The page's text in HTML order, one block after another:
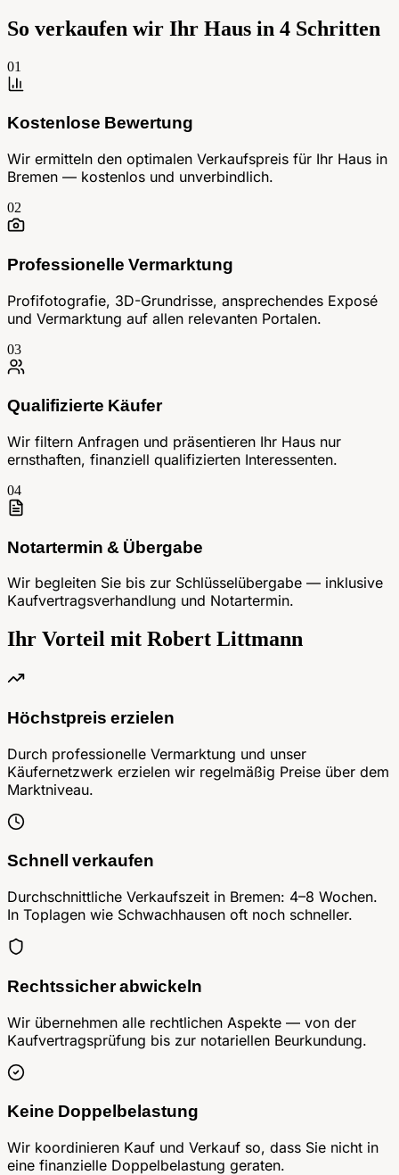
So verkaufen wir Ihr Haus in 4 Schritten
01
Kostenlose Bewertung
Wir ermitteln den optimalen Verkaufspreis für Ihr Haus in
Bremen — kostenlos und unverbindlich.
02
Professionelle Vermarktung
Profifotografie, 3D-Grundrisse, ansprechendes Exposé
und Vermarktung auf allen relevanten Portalen.
03
Qualifizierte Käufer
Wir filtern Anfragen und präsentieren Ihr Haus nur
ernsthaften, finanziell qualifizierten Interessenten.
04
Notartermin & Übergabe
Wir begleiten Sie bis zur Schlüsselübergabe — inklusive
Kaufvertragsverhandlung und Notartermin.
Ihr Vorteil mit Robert Littmann
Höchstpreis erzielen
Durch professionelle Vermarktung und unser
Käufernetzwerk erzielen wir regelmäßig Preise über dem
Marktniveau.
Schnell verkaufen
Durchschnittliche Verkaufszeit in Bremen: 4–8 Wochen.
In Toplagen wie Schwachhausen oft noch schneller.
Rechtssicher abwickeln
Wir übernehmen alle rechtlichen Aspekte — von der
Kaufvertragsprüfung bis zur notariellen Beurkundung.
Keine Doppelbelastung
Wir koordinieren Kauf und Verkauf so, dass Sie nicht in
eine finanzielle Doppelbelastung geraten.